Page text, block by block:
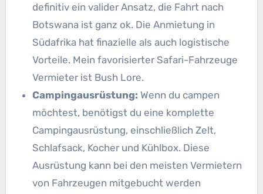
definitiv ein valider Ansatz, die Fahrt nach
Botswana ist ganz ok. Die Anmietung in
Südafrika hat finazielle als auch logistische
Vorteile. Mein favorisierter Safari-Fahrzeuge
Vermieter ist Bush Lore.
Campingausrüstung: Wenn du campen
möchtest, benötigst du eine komplette
Campingausrüstung, einschließlich Zelt,
Schlafsack, Kocher und Kühlbox. Diese
Ausrüstung kann bei den meisten Vermietern
von Fahrzeugen mitgebucht werden